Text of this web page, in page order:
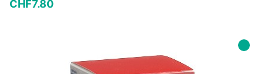
CHF7.80
In den Warenkorb